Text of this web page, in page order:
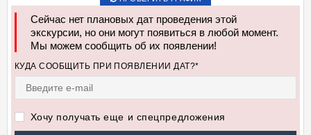
Сейчас нет плановых дат проведения этой
экскурсии, но они могут появиться в любой момент.
Мы можем сообщить об их появлении!
КУДА СООБЩИТЬ ПРИ ПОЯВЛЕНИИ ДАТ?*
Хочу получать еще и спецпредложения